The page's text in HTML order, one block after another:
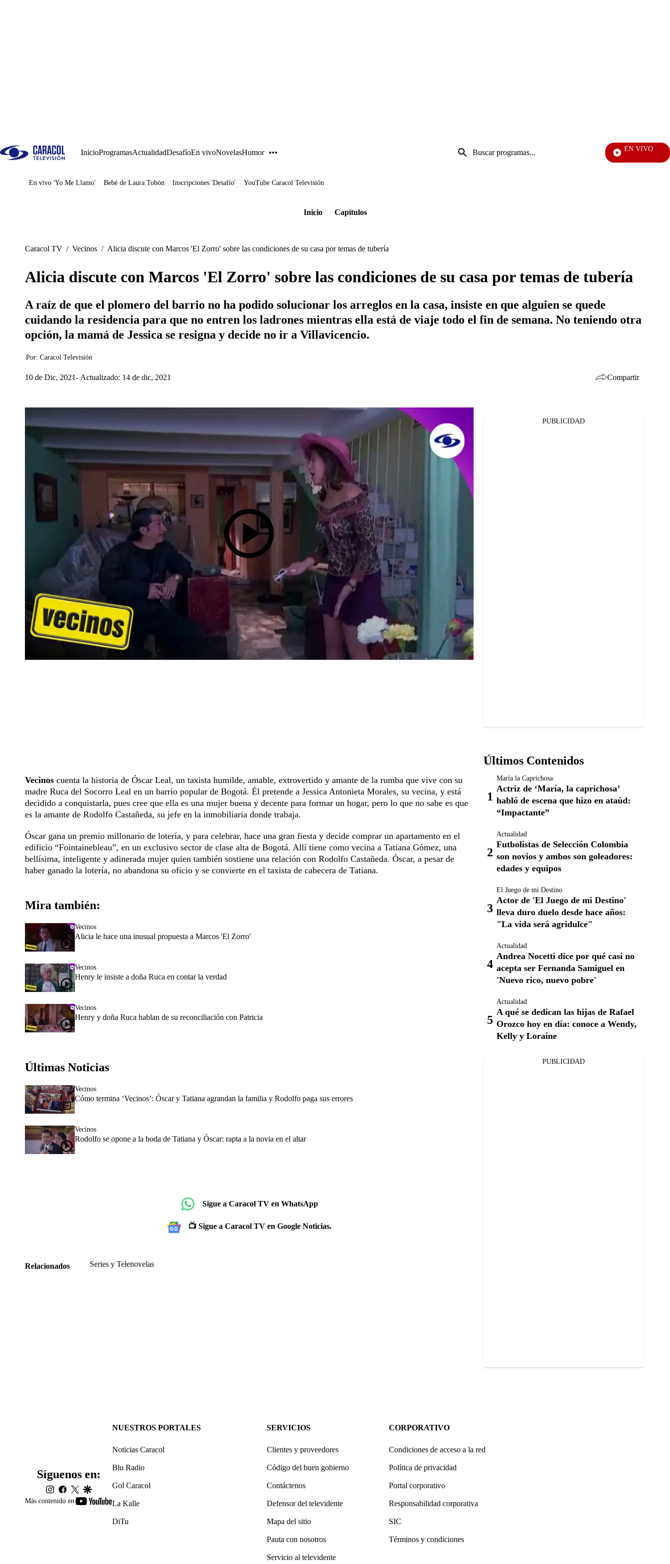
InicioProgramasActualidadDesafíoEn vivoNovelasHumor
Entrada
de
EN VIVO
EFÉ
Juegos
En vivo 'Yo Me Llamo' Bebé de Laura Tobón Inscripciones 'Desafío' YouTube Caracol Televisión
Inicio Capítulos
Caracol TV / Vecinos / Alicia discute con Marcos 'El Zorro' sobre las condiciones de su casa por temas de tubería
Alicia discute con Marcos 'El Zorro' sobre las condiciones de su casa por temas de tubería
A raíz de que el plomero del barrio no ha podido solucionar los arreglos en la casa, insiste en que alguien se quede
cuidando la residencia para que no entren los ladrones mientras ella está de viaje todo el fin de semana. No teniendo otra
opción, la mamá de Jessica se resigna y decide no ir a Villavicencio.
Por: Caracol Televisión
10 de Dic, 2021 Actualizado: 14 de dic, 2021 Compartir
Vecinos cuenta la historia de Óscar Leal, un taxista humilde, amable, extrovertido y amante de la rumba que vive con su
madre Ruca del Socorro Leal en un barrio popular de Bogotá. Él pretende a Jessica Antonieta Morales, su vecina, y está
decidido a conquistarla, pues cree que ella es una mujer buena y decente para formar un hogar, pero lo que no sabe es que
es la amante de Rodolfo Castañeda, su jefe en la inmobiliaria donde trabaja.
Óscar gana un premio millonario de lotería, y para celebrar, hace una gran fiesta y decide comprar un apartamento en el
edificio “Fointainebleau”, en un exclusivo sector de clase alta de Bogotá. Allí tiene como vecina a Tatiana Gómez, una
bellísima, inteligente y adinerada mujer quien también sostiene una relación con Rodolfo Castañeda. Óscar, a pesar de
haber ganado la lotería, no abandona su oficio y se convierte en el taxista de cabecera de Tatiana.
Mira también:
Vecinos
Alicia le hace una inusual propuesta a Marcos 'El Zorro'
Vecinos
Henry le insiste a doña Ruca en contar la verdad
Vecinos
Henry y doña Ruca hablan de su reconciliación con Patricia
Últimas Noticias
Vecinos
Cómo termina ‘Vecinos’: Óscar y Tatiana agrandan la familia y Rodolfo paga sus errores
Vecinos
Rodolfo se opone a la boda de Tatiana y Óscar: rapta a la novia en el altar
Sigue a Caracol TV en WhatsApp
📺 Sigue a Caracol TV en Google Noticias.
Relacionados Series y Telenovelas
PUBLICIDAD
Últimos Contenidos
María la Caprichosa
Actriz de ‘María, la caprichosa’
habló de escena que hizo en ataúd:
“Impactante”
Actualidad
Futbolistas de Selección Colombia
son novios y ambos son goleadores:
edades y equipos
El Juego de mi Destino
Actor de 'El Juego de mi Destino'
lleva duro duelo desde hace años:
"La vida será agridulce"
Actualidad
Andrea Nocetti dice por qué casi no
acepta ser Fernanda Samiguel en
'Nuevo rico, nuevo pobre'
Actualidad
A qué se dedican las hijas de Rafael
Orozco hoy en día: conoce a Wendy,
Kelly y Loraine
PUBLICIDAD
Más contenido en
youtube-
Síguenos en:
instagram
facebook
twittergoogle
NUESTROS PORTALES
Noticias Caracol
Blu Radio
Gol Caracol
La Kalle
DiTu
SERVICIOS
Clientes y proveedores
Código del buen gobierno
Contáctenos
Defensor del televidente
Mapa del sitio
Pauta con nosotros
Servicio al televidente
CORPORATIVO
Condiciones de acceso a la red
Política de privacidad
Portal corporativo
Responsabilidad corporativa
SIC
Términos y condiciones